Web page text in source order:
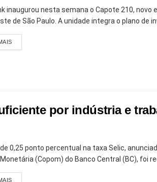
inaugurou nesta semana o Capote 210,
de São Paulo. A unidade integra o plano de
por indústria e
0,25 ponto percentual na taxa Selic,
(Copom) do Banco Central (BC), foi